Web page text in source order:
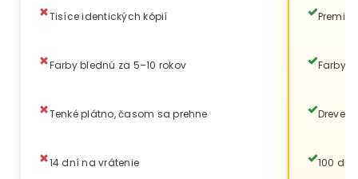
Tisíce identických kópií
Farby blednú za 5–10 rokov
Tenké plátno, časom sa prehne
14 dní na vrátenie
Farby
100 dní